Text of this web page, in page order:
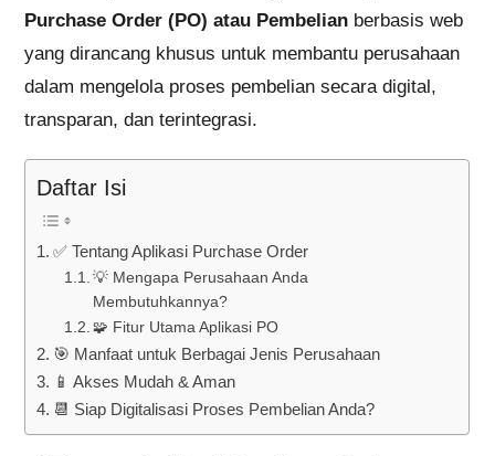
Purchase Order (PO) atau Pembelian berbasis web
yang dirancang khusus untuk membantu perusahaan
dalam mengelola proses pembelian secara digital,
transparan, dan terintegrasi.
Daftar Isi
✅ Tentang Aplikasi Purchase Order
💡 Mengapa Perusahaan Anda
Membutuhkannya?
🧩 Fitur Utama Aplikasi PO
🎯 Manfaat untuk Berbagai Jenis Perusahaan
📱 Akses Mudah & Aman
📆 Siap Digitalisasi Proses Pembelian Anda?